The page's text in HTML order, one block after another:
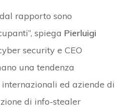
rapporto sono
spiega Pierluigi
security e CEO
una tendenza
ed aziende di
di info-stealer